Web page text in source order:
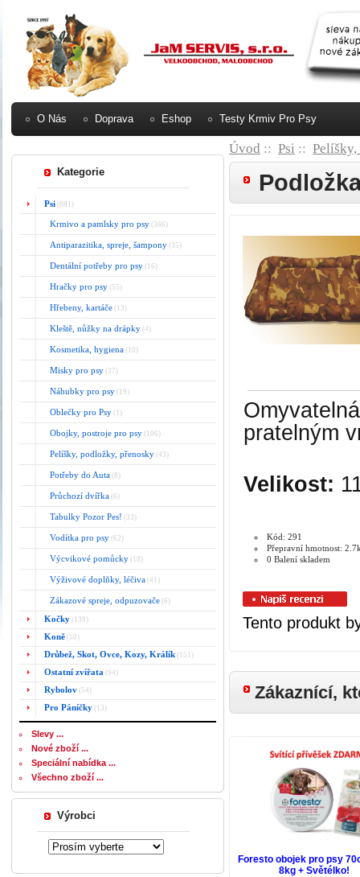
O Nás Doprava Eshop Testy Krmiv Pro Psy
Kategorie
Psi (881)
Krmivo a pamlsky pro psy (366)
Antiparazitika, spreje, šampony (35)
Dentální potřeby pro psy (16)
Hračky pro psy (55)
Hřebeny, kartáče (13)
Kleště, nůžky na drápky (4)
Kosmetika, hygiena (10)
Misky pro psy (37)
Náhubky pro psy (19)
Oblečky pro Psy (1)
Obojky, postroje pro psy (106)
Pelíšky, podložky, přenosky (43)
Potřeby do Auta (8)
Průchozí dvířka (6)
Tabulky Pozor Pes! (33)
Vodítka pro psy (62)
Výcvikové pomůcky (18)
Výživové doplňky, léčiva (41)
Zákazové spreje, odpuzovače (6)
Kočky (139)
Koně (50)
Drůbež, Skot, Ovce, Kozy, Králík (151)
Ostatní zvířata (94)
Rybolov (54)
Pro Páníčky (13)
Slevy ...
Nové zboží ...
Speciální nabídka ...
Všechno zboží ...
Výrobci
Úvod :: Psi ::
pratelným
Velikost:
Kód: 291
Přepravní hmotnost:
0 Balení skladem
Tento produkt
Zákaznící,
Foresto obojek pro psy
8kg + Světélko!